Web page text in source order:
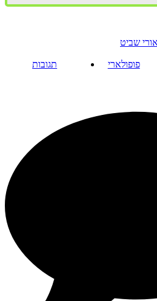
פופולארי תגובות